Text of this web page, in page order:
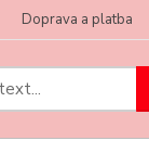
Doprava a platba